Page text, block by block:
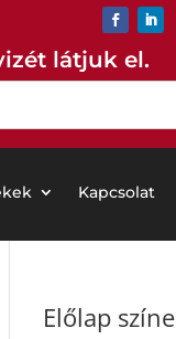
látjuk el.
Kapcsolat
Előlap színe